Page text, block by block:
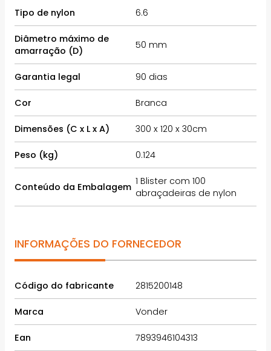
Tipo de nylon 6.6
Diâmetro máximo de
amarração (D)
50 mm
Garantia legal 90 dias
Cor Branca
Dimensões (C x L x A) 300 x 120 x 30cm
Peso (kg) 0.124
Conteúdo da Embalagem 1 Blister com 100
abraçadeiras de nylon
INFORMAÇÕES DO FORNECEDOR
Código do fabricante 2815200148
Marca Vonder
Ean 7893946104313